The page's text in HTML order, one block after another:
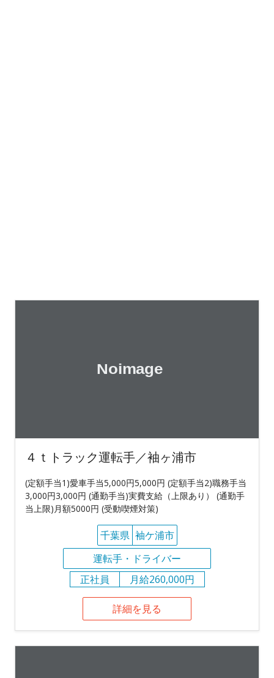
４ｔトラック運転手／袖ヶ浦市
(定額手当1)愛車手当5,000円5,000円 (定額手当2)職務手当
3,000円3,000円 (通勤手当)実費支給（上限あり） (通勤手
当上限)月額5000円 (受動喫煙対策)
千葉県 袖ケ浦市
運転手・ドライバー
正社員
月給260,000円
詳細を見る